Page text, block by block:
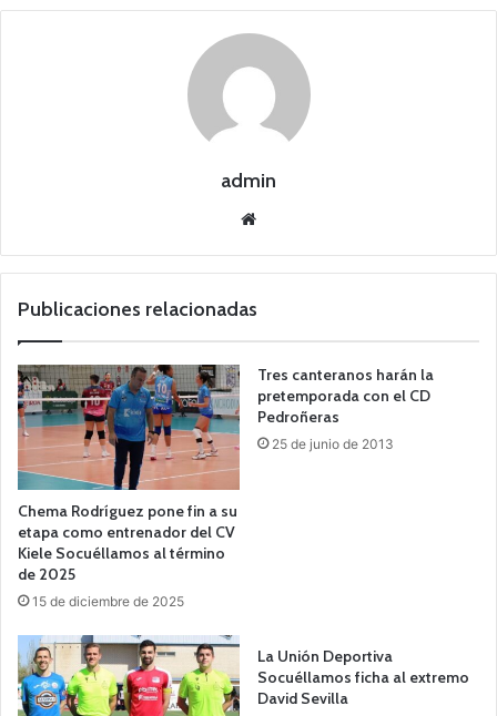
admin
we
Publicaciones relacionadas
Chema Rodríguez pone fin a su
etapa como entrenador del CV
Kiele Socuéllamos al término
de 2025
15 de diciembre de 2025
Tres canteranos harán la
pretemporada con el CD
Pedroñeras
25 de junio de 2013
La Unión Deportiva
Socuéllamos ficha al extremo
David Sevilla